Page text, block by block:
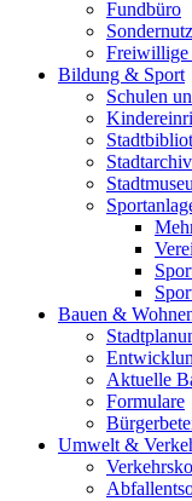
Fundbüro
Freiwillige
Bildung & Sport
Schulen
Stadtarchiv
Bauen &
Aktuelle
Formulare
Umwelt &